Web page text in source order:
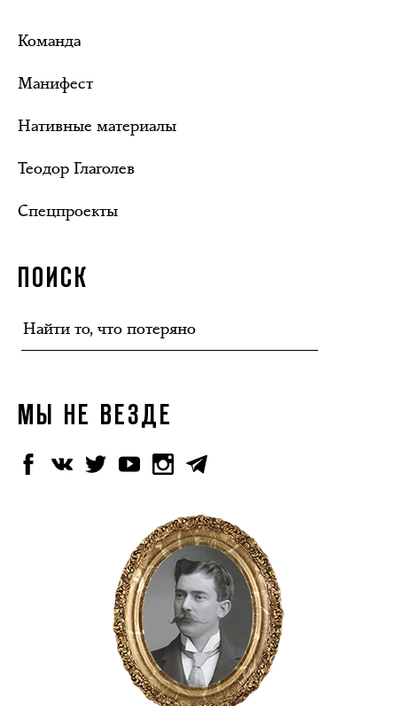
Команда
Манифест
Нативные материалы
Теодор Глаголев
Спецпроекты
ПОИСК
МЫ НЕ ВЕЗДЕ